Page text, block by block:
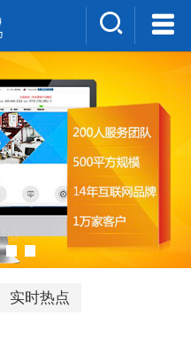
集团介绍
人才招聘
案例展示
新闻中心
深一风采
联系我们
深优通系统V3.0
实时热点